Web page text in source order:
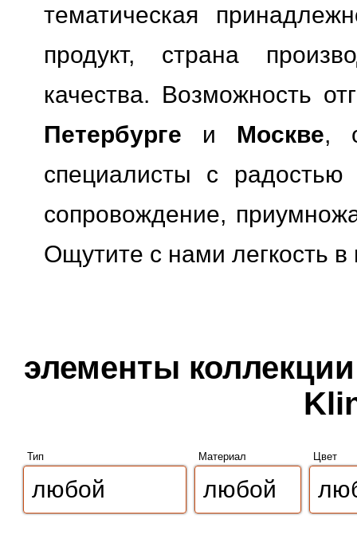
тематическая
продукт, страна
качества. Возможность
Петербурге и Москве,
специалисты с радостью
сопровождение,
Ощутите с нами легкость
элементы
Тип Материал Цвет